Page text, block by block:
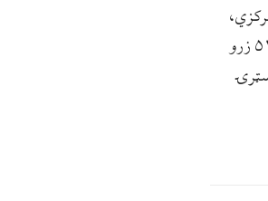
د هېواد په ۷ زونونو (مرکزي،
جنوبي، شمالي، غربي، جنوب ختیځ، جنوب لوېدیځ او شمال ختیځ) کې پرون واخیستل شوه چې ۵۱ زرو